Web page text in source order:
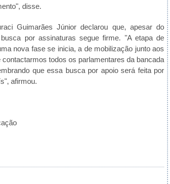
disse.
Guimarães Júnior declarou que, apesar do
por assinaturas segue firme. "A etapa de
nova fase se inicia, a de mobilização junto aos
contactarmos todos os parlamentares da bancada
que essa busca por apoio será feita por
afirmou.